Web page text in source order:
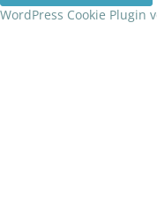
WordPress Cookie Plugin